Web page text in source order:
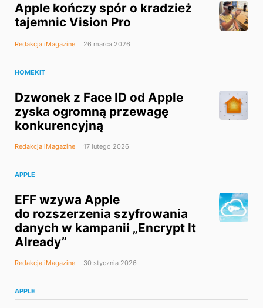
Apple kończy spór o kradzież
tajemnic Vision Pro
Redakcja iMagazine 26 marca 2026
HOMEKIT
Dzwonek z Face ID od Apple
zyska ogromną przewagę
konkurencyjną
Redakcja iMagazine 17 lutego 2026
APPLE
EFF wzywa Apple
do rozszerzenia szyfrowania
danych w kampanii „Encrypt It
Already”
Redakcja iMagazine 30 stycznia 2026
APPLE